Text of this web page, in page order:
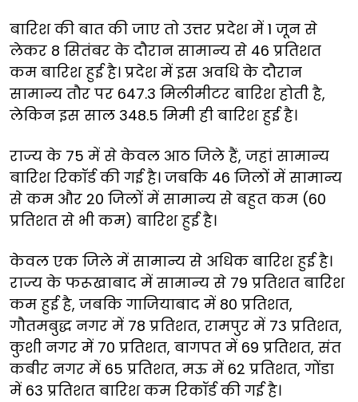
बारिश की बात की जाए तो उत्तर प्रदेश में 1 जून से
लेकर 8 सितंबर के दौरान सामान्य से 46 प्रतिशत
कम बारिश हुई है। प्रदेश में इस अवधि के दौरान
सामान्य तौर पर 647.3 मिलीमीटर बारिश होती है,
लेकिन इस साल 348.5 मिमी ही बारिश हुई है।
राज्य के 75 में से केवल आठ जिले हैं, जहां सामान्य
बारिश रिकॉर्ड की गई है। जबकि 46 जिलों में सामान्य
से कम और 20 जिलों में सामान्य से बहुत कम (60
प्रतिशत से भी कम) बारिश हुई है।
केवल एक जिले में सामान्य से अधिक बारिश हुई है।
राज्य के फरूखाबाद में सामान्य से 79 प्रतिशत बारिश
कम हुई है, जबकि गाजियाबाद में 80 प्रतिशत,
गौतमबुद्ध नगर में 78 प्रतिशत, रामपुर में 73 प्रतिशत,
कुशी नगर में 70 प्रतिशत, बागपत में 69 प्रतिशत, संत
कबीर नगर में 65 प्रतिशत, मऊ में 62 प्रतिशत, गोंडा
में 63 प्रतिशत बारिश कम रिकॉर्ड की गई है।